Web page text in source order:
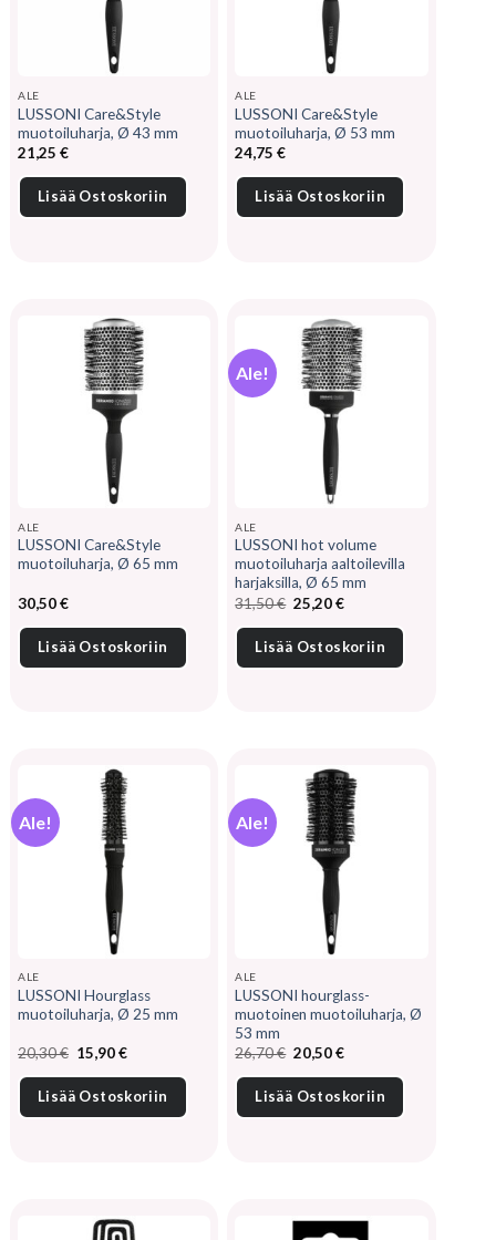
ALE
LUSSONI Care&Style
muotoiluharja, Ø 43 mm
21,25 €
Lisää Ostoskoriin
ALE
LUSSONI Care&Style
muotoiluharja, Ø 53 mm
24,75€
Lisää Ostoskoriin
ALE
LUSSONI Care&Style
muotoiluharja, Ø 65 mm
30,50€
Lisää Ostoskoriin
Ale!
ALE
LUSSONI hot volume
muotoiluharja aaltoilevilla
harjaksilla, Ø 65 mm
31,50€ Alkuperäinen
hinta
oli:
31,50 €.
25,20€Nykyinen
on:
25,20 €.
Lisää Ostoskoriin
Ale!
ALE
LUSSONI Hourglass
muotoiluharja, Ø 25 mm
20,30€ Alkuperäinen
hinta
oli:
20,30 €.
15,90€Nykyinen
on:
15,90 €.
Lisää Ostoskoriin
Ale!
ALE
LUSSONI hourglass-
muotoinen muotoiluharja, Ø
53 mm
26,70€ Alkuperäinen
hinta
oli:
26,70 €.
20,50€Nykyinen
on:
20,50 €.
Lisää Ostoskoriin